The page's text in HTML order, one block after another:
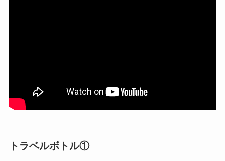
トラベルボトル①